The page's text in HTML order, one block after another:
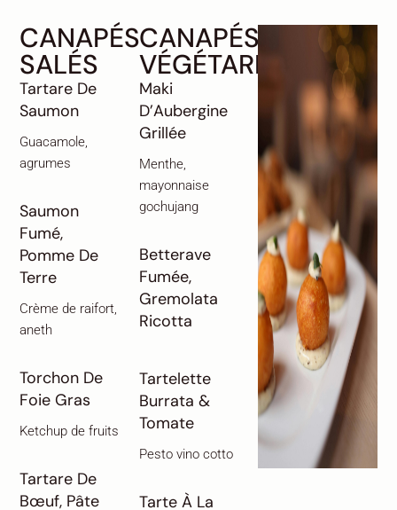
CANAPÉS
SALÉS
Tartare De
Saumon
Guacamole,
agrumes
Saumon
Fumé,
Pomme De
Terre
Crème de raifort,
aneth
Torchon De
Foie Gras
Ketchup de fruits
Tartare De
Bœuf, Pâte
CANAPÉS
VÉGÉTARIENS
Maki
D’Aubergine
Grillée
Menthe,
mayonnaise
gochujang
Betterave
Fumée,
Gremolata
Ricotta
Tartelette
Burrata &
Tomate
Pesto vino cotto
Tarte À La